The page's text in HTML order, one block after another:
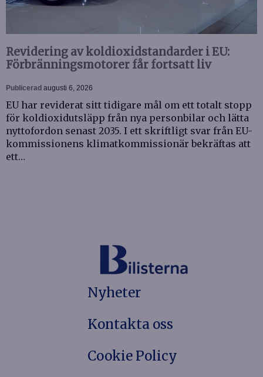
Revidering av koldioxidstandarder i EU:
Förbränningsmotorer får fortsatt liv
Publicerad augusti 6, 2026
EU har reviderat sitt tidigare mål om ett totalt stopp
för koldioxidutsläpp från nya personbilar och lätta
nyttofordon senast 2035. I ett skriftligt svar från EU-
kommissionens klimatkommissionär bekräftas att
ett…
Nyheter
Kontakta oss
Cookie Policy